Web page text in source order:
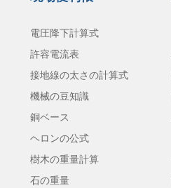
電圧降下計算式
許容電流表
接地線の太さの計算式
機械の豆知識
銅ベース
ヘロンの公式
樹木の重量計算
石の重量